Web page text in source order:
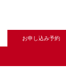
お申し込み予約